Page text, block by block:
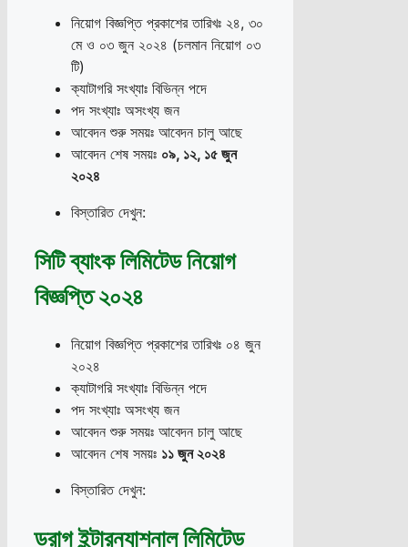
নিয়োগ বিজ্ঞপ্তি প্রকাশের তারিখঃ ২৪, ৩০
মে ও ০৩ জুন ২০২৪ (চলমান নিয়োগ ০৩
টি)
ক্যাটাগরি সংখ্যাঃ বিভিন্ন পদে
পদ সংখ্যাঃ অসংখ্য জন
আবেদন শুরু সময়ঃ আবেদন চালু আছে
আবেদন শেষ সময়ঃ ০৯, ১২, ১৫ জুন
২০২৪
বিস্তারিত দেখুন:
সিটি ব্যাংক লিমিটেড নিয়োগ
বিজ্ঞপ্তি ২০২৪
নিয়োগ বিজ্ঞপ্তি প্রকাশের তারিখঃ ০৪ জুন
২০২৪
ক্যাটাগরি সংখ্যাঃ বিভিন্ন পদে
পদ সংখ্যাঃ অসংখ্য জন
আবেদন শুরু সময়ঃ আবেদন চালু আছে
আবেদন শেষ সময়ঃ ১১ জুন ২০২৪
বিস্তারিত দেখুন:
ড্রাগ ইন্টারন্যাশনাল লিমিটেড